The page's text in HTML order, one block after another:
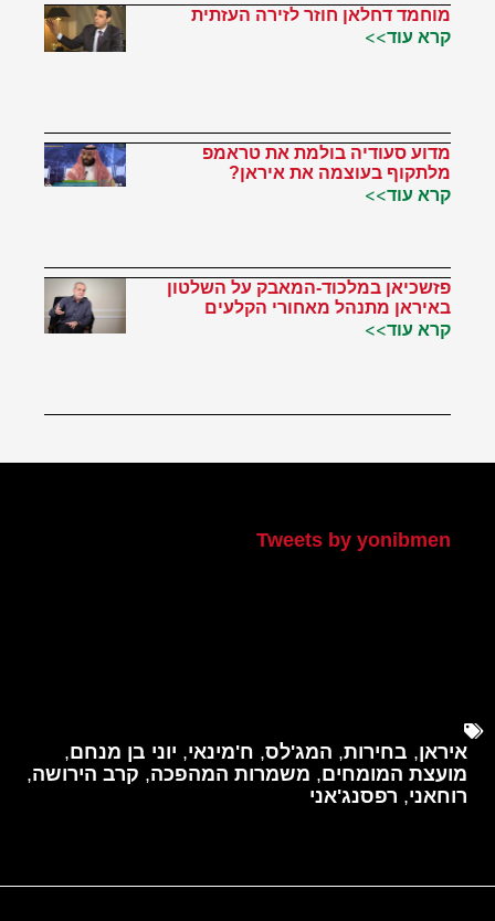
מוחמד דחלאן חוזר לזירה העזתית
קרא עוד>>
מדוע סעודיה בולמת את טראמפ
מלתקוף בעוצמה את איראן?
קרא עוד>>
פזשכיאן במלכוד-המאבק על השלטון
באיראן מתנהל מאחורי הקלעים
קרא עוד>>
Tweets by yonibmen
איראן, בחירות, המג'לס, ח'מינאי, יוני בן מנחם,
מועצת המומחים, משמרות המהפכה, קרב הירושה,
רוחאני, רפסנג'אני